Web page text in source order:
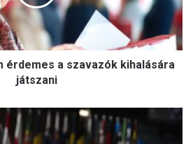
érdemes a szavazók kihalására
játszani